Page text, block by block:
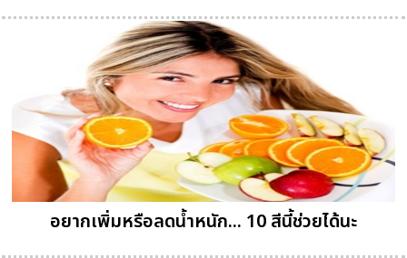
อยากเพิ่มหรือลดน้ำหนัก... 10 สีนี้ช่วยได้นะ